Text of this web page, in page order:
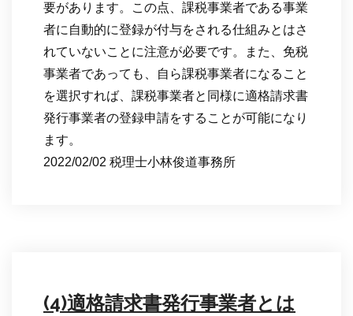
要があります。この点、課税事業者である事業
者に自動的に登録が付与をされる仕組みとはさ
れていないことに注意が必要です。また、免税
事業者であっても、自ら課税事業者になること
を選択すれば、課税事業者と同様に適格請求書
発行事業者の登録申請をすることが可能になり
ます。
2022/02/02 税理士小林俊道事務所
(4)適格請求書発行事業者とは